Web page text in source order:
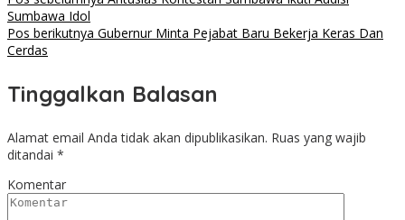
Sumbawa Idol
Pos berikutnya Gubernur Minta Pejabat Baru Bekerja Keras Dan
Cerdas
Tinggalkan Balasan
Alamat email Anda tidak akan dipublikasikan. Ruas yang wajib
ditandai *
Komentar